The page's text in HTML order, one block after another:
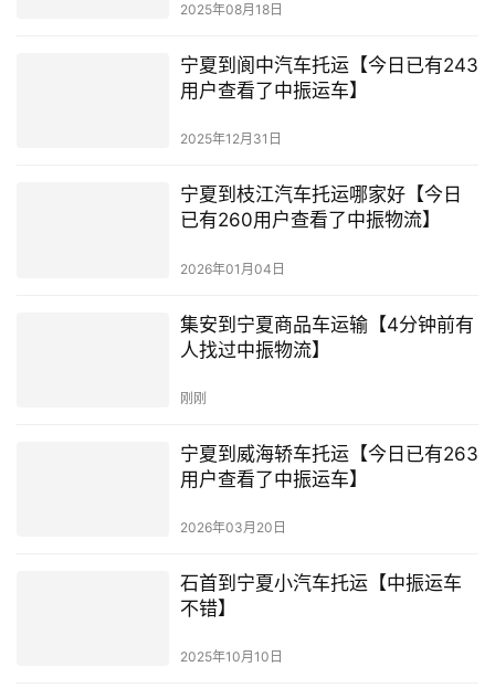
2025年08月18日
宁夏到阆中汽车托运【今日已有243
用户查看了中振运车】
2025年12月31日
宁夏到枝江汽车托运哪家好【今日
已有260用户查看了中振物流】
2026年01月04日
集安到宁夏商品车运输【4分钟前有
人找过中振物流】
刚刚
宁夏到威海轿车托运【今日已有263
用户查看了中振运车】
2026年03月20日
石首到宁夏小汽车托运【中振运车
不错】
2025年10月10日